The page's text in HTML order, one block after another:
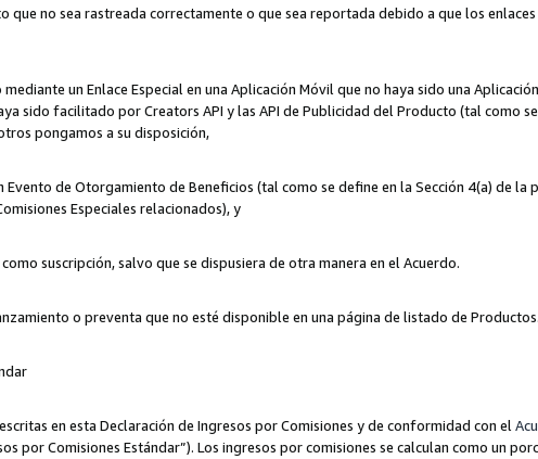
que no sea rastreada correctamente o que sea reportada debido a que los
un Enlace Especial en una Aplicación Móvil que no haya sido una
sido facilitado por Creators API y las API de Publicidad del Producto (tal como
pongamos a su disposición,
de Otorgamiento de Beneficios (tal como se define en la Sección 4(a) de la
Especiales relacionados), y
suscripción, salvo que se dispusiera de otra manera en el Acuerdo.
o preventa que no esté disponible en una página de listado de Productos.
en esta Declaración de Ingresos por Comisiones y de conformidad con el
por Comisiones Estándar”). Los ingresos por comisiones se calculan como un